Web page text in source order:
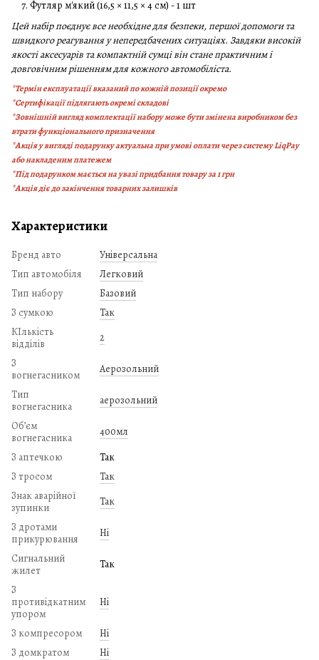
Футляр м'який (16,5 × 11,5 × 4 см) - 1 шт
Цей набір поєднує все необхідне для безпеки, першої допомоги та
швидкого реагування у непередбачених ситуаціях. Завдяки високій
якості аксесуарів та компактній сумці він стане практичним і
довговічним рішенням для кожного автомобіліста.
*Термін експлуатації вказаний по кожній позиції окремо
*Сертифікації підлягають окремі складові
*Зовнішній вигляд комплектації набору може бути змінена виробником без
втрати функціонального призначення
*Акція у вигляді подарунку актуальна при умові оплати через системуLiqPay
або накладеним платежем
*Під подарунком мається на увазі придбання товару за 1 грн
*Акція діє до закінчення товарних залишків
Характеристики
Бренд авто
Універсальна
Тип автомобіля
Легковий
Тип набору
Базовий
З сумкою
Так
КІлькість
відділів
2
З
вогнегасником
Аерозольний
Тип
вогнегасника
аерозольний
Обʼєм
вогнегасника
400мл
З аптечкою
Так
З тросом
Так
Знак аварійної
зупинки
Так
З дротами
прикурювання
Ні
Сигнальний
жилет
Так
З
противідкатним
упором
Ні
З компресором
Ні
З домкратом
Ні